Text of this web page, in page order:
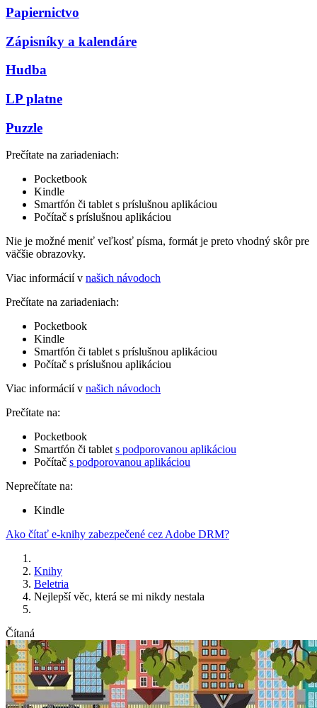
Papiernictvo
Zápisníky a kalendáre
Hudba
LP platne
Puzzle
Prečítate na zariadeniach:
Pocketbook
Kindle
Smartfón či tablet s príslušnou aplikáciou
Počítač s príslušnou aplikáciou
Nie je možné meniť veľkosť písma, formát je preto vhodný skôr pre
väčšie obrazovky.
Viac informácií v našich návodoch
Prečítate na zariadeniach:
Pocketbook
Kindle
Smartfón či tablet s príslušnou aplikáciou
Počítač s príslušnou aplikáciou
Viac informácií v našich návodoch
Prečítate na:
Pocketbook
Smartfón či tablet s podporovanou aplikáciou
Počítač s podporovanou aplikáciou
Neprečítate na:
Kindle
Ako čítať e-knihy zabezpečené cez Adobe DRM?
Knihy
Beletria
Nejlepší věc, která se mi nikdy nestala
Čítaná